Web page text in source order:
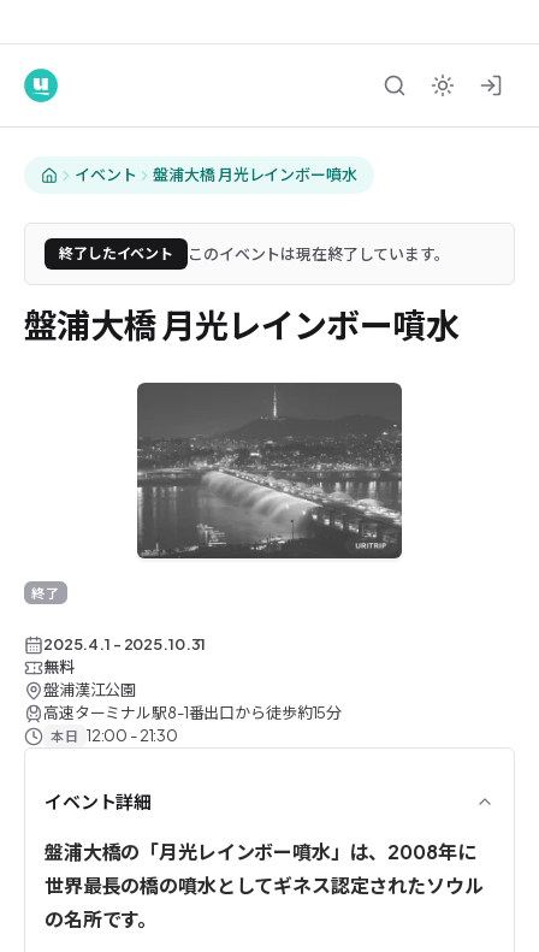
イベント 盤浦大橋 月光レインボー噴水
終了したイベント このイベントは現在終了しています。
盤浦大橋 月光レインボー噴水
終了
2025.4.1 - 2025.10.31
無料
盤浦漢江公園
高速ターミナル駅8-1番出口から徒歩約15分
本日 12:00 - 21:30
イベント詳細
盤浦大橋の「月光レインボー噴水」は、2008年に
世界最長の橋の噴水としてギネス認定されたソウル
の名所です。